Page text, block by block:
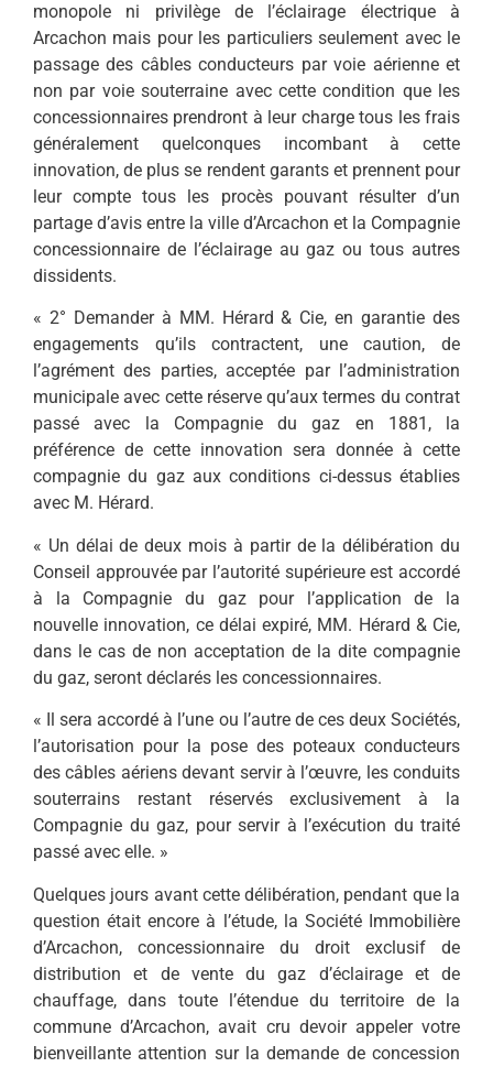
monopole ni privilège de l’éclairage électrique à
Arcachon mais pour les particuliers seulement avec le
passage des câbles conducteurs par voie aérienne et
non par voie souterraine avec cette condition que les
concessionnaires prendront à leur charge tous les frais
généralement quelconques incombant à cette
innovation, de plus se rendent garants et prennent pour
leur compte tous les procès pouvant résulter d’un
partage d’avis entre la ville d’Arcachon et la Compagnie
concessionnaire de l’éclairage au gaz ou tous autres
dissidents.
« 2° Demander à MM. Hérard & Cie, en garantie des
engagements qu’ils contractent, une caution, de
l’agrément des parties, acceptée par l’administration
municipale avec cette réserve qu’aux termes du contrat
passé avec la Compagnie du gaz en 1881, la
préférence de cette innovation sera donnée à cette
compagnie du gaz aux conditions ci-dessus établies
avec M. Hérard.
« Un délai de deux mois à partir de la délibération du
Conseil approuvée par l’autorité supérieure est accordé
à la Compagnie du gaz pour l’application de la
nouvelle innovation, ce délai expiré, MM. Hérard & Cie,
dans le cas de non acceptation de la dite compagnie
du gaz, seront déclarés les concessionnaires.
« Il sera accordé à l’une ou l’autre de ces deux Sociétés,
l’autorisation pour la pose des poteaux conducteurs
des câbles aériens devant servir à l’œuvre, les conduits
souterrains restant réservés exclusivement à la
Compagnie du gaz, pour servir à l’exécution du traité
passé avec elle. »
Quelques jours avant cette délibération, pendant que la
question était encore à l’étude, la Société Immobilière
d’Arcachon, concessionnaire du droit exclusif de
distribution et de vente du gaz d’éclairage et de
chauffage, dans toute l’étendue du territoire de la
commune d’Arcachon, avait cru devoir appeler votre
bienveillante attention sur la demande de concession